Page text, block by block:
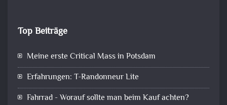
Top Beiträge
Meine erste Critical Mass in Potsdam
Erfahrungen: T-Randonneur Lite
Fahrrad - Worauf sollte man beim Kauf achten?